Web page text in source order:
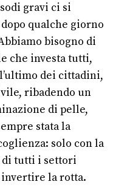
gravi ci si
qualche giorno
bisogno di
che investa tutti,
dei cittadini,
ribadendo un
di pelle,
stata la
solo con la
di tutti i settori
la rotta.